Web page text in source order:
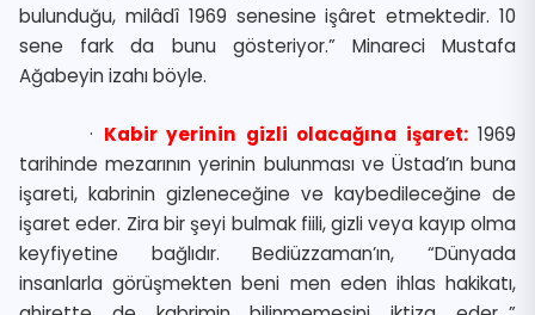
bulunduğu, milâdî 1969 senesine işâret etmektedir. 10
sene fark da bunu gösteriyor.” Minareci Mustafa
Ağabeyin izahı böyle.
· Kabir yerinin gizli olacağına işaret:1969
tarihinde mezarının yerinin bulunması ve Üstad’ın buna
işareti, kabrinin gizleneceğine ve kaybedileceğine de
işaret eder. Zira bir şeyi bulmak fiili, gizli veya kayıp olma
keyfiyetine bağlıdır. Bediüzzaman’ın, “Dünyada
insanlarla görüşmekten beni men eden ihlas hakikatı,